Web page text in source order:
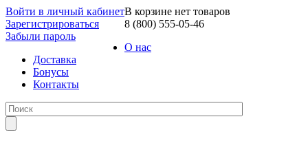
Войти в личный кабинет
Зарегистрироваться
Забыли пароль
В корзине нет товаров
8 (800) 555-05-46
О нас
Доставка
Бонусы
Контакты